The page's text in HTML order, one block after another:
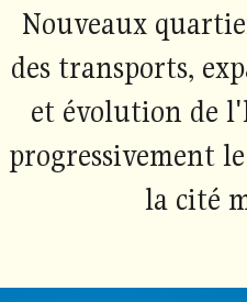
Nouveaux
des transports,
et évolution de
progressivement
la cité